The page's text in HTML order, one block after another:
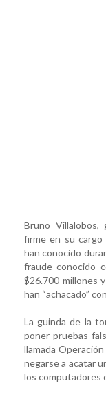
Bruno
firme en su
han conocido
fraude conocido
$26.700 millones
han “achacado”
La guinda de la
poner pruebas
llamada
negarse a acatar
los computadores